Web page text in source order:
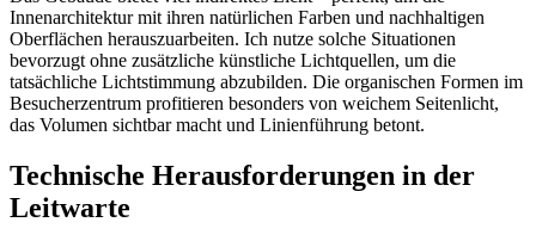
Innenarchitektur mit ihren natürlichen Farben und nachhaltigen
Oberflächen herauszuarbeiten. Ich nutze solche Situationen
bevorzugt ohne zusätzliche künstliche Lichtquellen, um die
tatsächliche Lichtstimmung abzubilden. Die organischen Formen im
Besucherzentrum profitieren besonders von weichem Seitenlicht,
das Volumen sichtbar macht und Linienführung betont.
Technische Herausforderungen in der
Leitwarte